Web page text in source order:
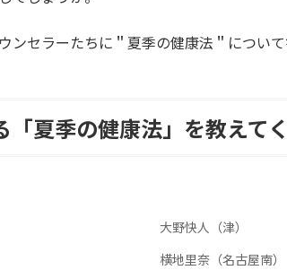
ンセラーたちに＂夏季の健康法＂について
夏季の健康法」を教えてく
大野快人（津）
横地里奈（名古屋南）